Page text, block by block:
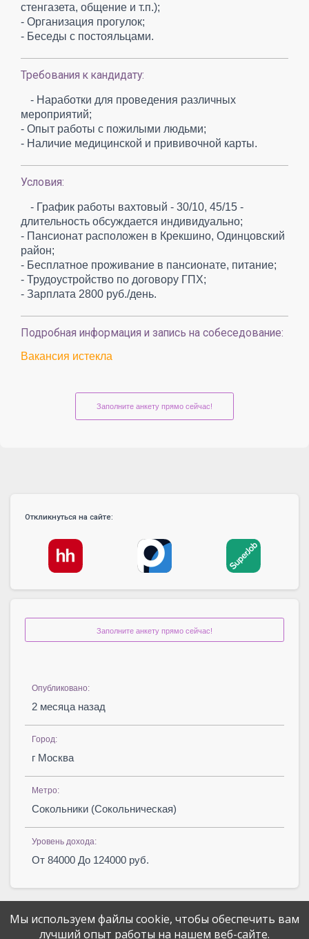
стенгазета, общение и т.п.);
- Организация прогулок;
- Беседы с постояльцами.
Требования к кандидату:
- Наработки для проведения различных
мероприятий;
- Опыт работы с пожилыми людьми;
- Наличие медицинской и прививочной карты.
Условия:
- График работы вахтовый - 30/10, 45/15 -
длительность обсуждается индивидуально;
- Пансионат расположен в Крекшино, Одинцовский
район;
- Бесплатное проживание в пансионате, питание;
- Трудоустройство по договору ГПХ;
- Зарплата 2800 руб./день.
Подробная информация и запись на собеседование:
Вакансия истекла
Заполните анкету прямо сейчас!
Откликнуться на сайте:
Заполните анкету прямо сейчас!
Опубликовано:
2 месяца назад
Город:
г Москва
Метро:
Сокольники (Сокольническая)
Уровень дохода:
От 84000 До 124000 руб.
Мы используем файлы cookie, чтобы обеспечить вам
лучший опыт работы на нашем веб-сайте.